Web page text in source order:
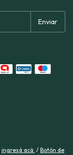
ingresá acá. / Botón de